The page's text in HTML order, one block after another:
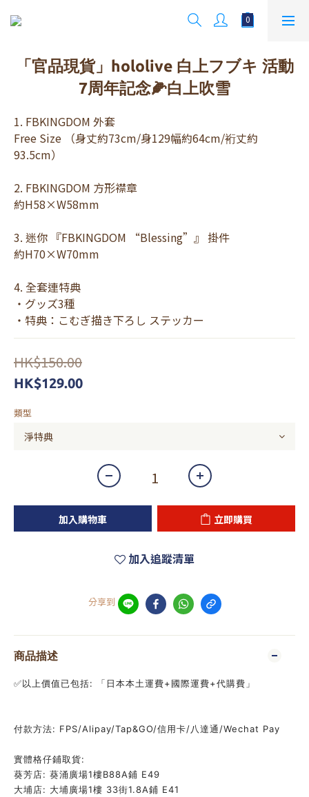
「官品現貨」hololive 白上フブキ 活動
7周年記念🌽白上吹雪
1. FBKINGDOM 外套
Free Size （身丈約73cm/身129幅約64cm/裄丈約
93.5cm）
2. FBKINGDOM 方形襟章
約H58×W58mm
3. 迷你 『FBKINGDOM “Blessing”』 掛件
約H70×W70mm
4. 全套連特典
・グッズ3種
・特典：こむぎ描き下ろし ステッカー
HK$150.00
HK$129.00
類型
加入購物車 立即購買
加入追蹤清單
分享到
商品描述
✅以上價值已包括: 「日本本土運費+國際運費+代購費」
付款方法: FPS/Alipay/Tap&GO/信用卡/八達通/Wechat Pay
實體格仔鋪取貨:
葵芳店: 葵涌廣場1樓B88A鋪 E49
大埔店: 大埔廣場1樓 33街1.8A鋪 E41